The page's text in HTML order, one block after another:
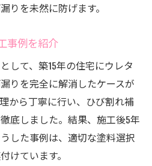
りを未然に防げます。
事例を紹介
して、築15年の住宅にウレタ
りを完全に解消したケースが
から丁寧に行い、ひび割れ補
底しました。結果、施工後5年
した事例は、適切な塗料選択
けています。